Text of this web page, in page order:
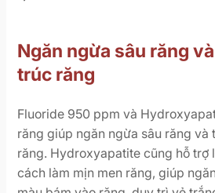
Ngăn ngừa sâu răng
trúc răng
Fluoride 950 ppm và
răng giúp ngăn ngừa sâu răng và
răng. Hydroxyapatite cũng hỗ trợ
cách làm mịn men răng, giúp